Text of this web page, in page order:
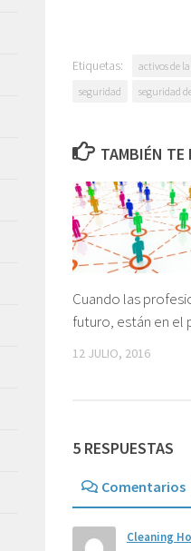
Etiquetas: activos de
seguridad
seguridad
TAMBIÉN TE
Cuando las
futuro, están en el
12 JULIO, 2016
5 RESPUESTAS
Comentarios
Cleaning